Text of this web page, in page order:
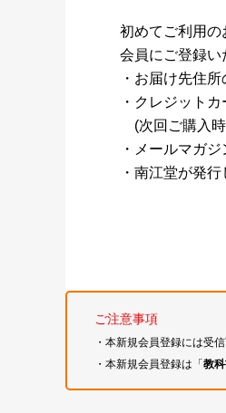
初めてご利用の
会員にご登録い
・お届け先住
・クレジット
(次回ご購入時
・メールマガ
・南江堂が発
ご注意事項
・本新規会員登録には受
・本新規会員登録は「教